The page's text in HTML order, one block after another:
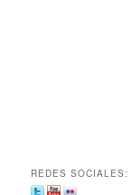
REDES SOCIALES: